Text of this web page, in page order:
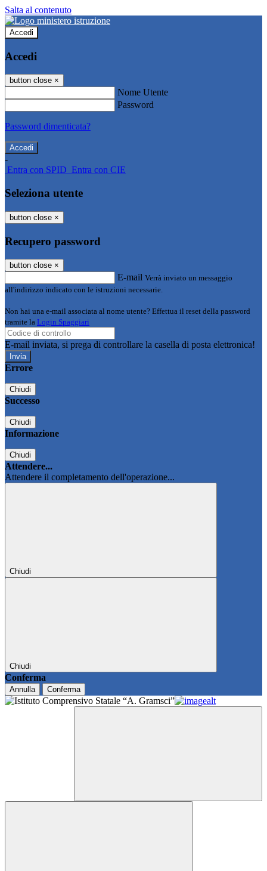
Salta al contenuto
Accedi
Accedi
button close ×
Nome Utente
Password
Password dimenticata?
-
Entra con SPID Entra con CIE
Seleziona utente
button close ×
Recupero password
button close ×
E-mail Verrà inviato un messaggio
all'indirizzo indicato con le istruzioni necessarie.
Non hai una e-mail associata al nome utente? Effettua il reset della password
tramite la Login Spaggiari
E-mail inviata, si prega di controllare la casella di posta elettronica!
Errore
Chiudi
Successo
Chiudi
Informazione
Chiudi
Attendere...
Attendere il completamento dell'operazione...
Chiudi
Chiudi
Conferma
Annulla Conferma